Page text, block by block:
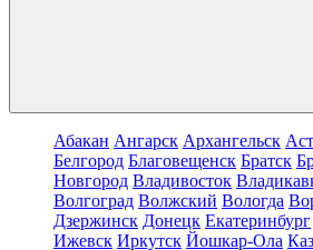
Абакан Ангарск Архангельск
Белгород Благовещенск Братск
Новгород Владивосток
Волгоград Волжский Вологда
Дзержинск Донецк Екатеринбург
Ижевск Иркутск Йошкар-Ола